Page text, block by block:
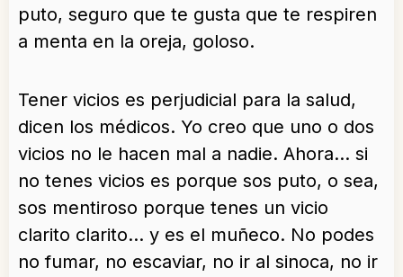
puto, seguro que te gusta que te respiren
a menta en la oreja, goloso.
Tener vicios es perjudicial para la salud,
dicen los médicos. Yo creo que uno o dos
vicios no le hacen mal a nadie. Ahora… si
no tenes vicios es porque sos puto, o sea,
sos mentiroso porque tenes un vicio
clarito clarito… y es el muñeco. No podes
no fumar, no escaviar, no ir al sinoca, no ir